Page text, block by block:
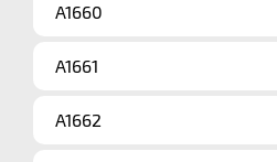
A1660
A1661
A1662